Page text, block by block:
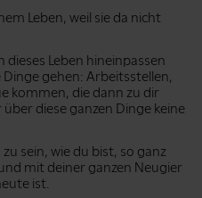
Leben, weil sie da nicht
Leben hineinpassen
gehen: Arbeitsstellen,
kommen, die dann zu dir
über diese ganzen Dinge keine
sein, wie du bist, so ganz
mit deiner ganzen Neugier
ist.